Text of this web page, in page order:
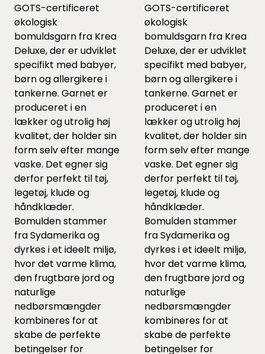
GOTS-certificeret
økologisk
bomuldsgarn fra Krea
Deluxe, der er udviklet
specifikt med babyer,
børn og allergikere i
tankerne. Garnet er
produceret i en
lækker og utrolig høj
kvalitet, der holder sin
form selv efter mange
vaske. Det egner sig
derfor perfekt til tøj,
legetøj, klude og
håndklæder.
Bomulden stammer
fra Sydamerika og
dyrkes i et ideelt miljø,
hvor det varme klima,
den frugtbare jord og
naturlige
nedbørsmængder
kombineres for at
skabe de perfekte
betingelser for
GOTS-certificeret
økologisk
bomuldsgarn fra Krea
Deluxe, der er udviklet
specifikt med babyer,
børn og allergikere i
tankerne. Garnet er
produceret i en
lækker og utrolig høj
kvalitet, der holder sin
form selv efter mange
vaske. Det egner sig
derfor perfekt til tøj,
legetøj, klude og
håndklæder.
Bomulden stammer
fra Sydamerika og
dyrkes i et ideelt miljø,
hvor det varme klima,
den frugtbare jord og
naturlige
nedbørsmængder
kombineres for at
skabe de perfekte
betingelser for